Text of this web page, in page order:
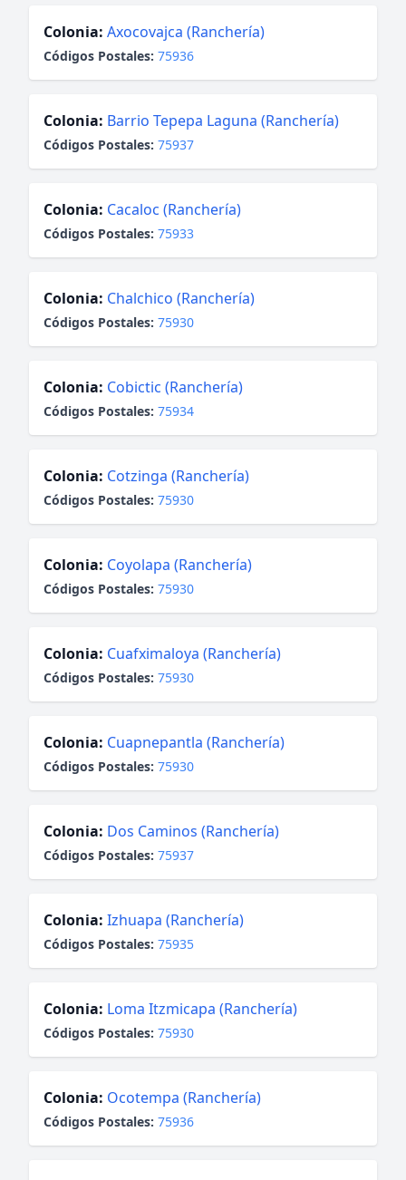
Colonia: Axocovajca (Ranchería)
Códigos Postales: 75936
Colonia: Barrio Tepepa Laguna (Ranchería)
Códigos Postales: 75937
Colonia: Cacaloc (Ranchería)
Códigos Postales: 75933
Colonia: Chalchico (Ranchería)
Códigos Postales: 75930
Colonia: Cobictic (Ranchería)
Códigos Postales: 75934
Colonia: Cotzinga (Ranchería)
Códigos Postales: 75930
Colonia: Coyolapa (Ranchería)
Códigos Postales: 75930
Colonia: Cuafximaloya (Ranchería)
Códigos Postales: 75930
Colonia: Cuapnepantla (Ranchería)
Códigos Postales: 75930
Colonia: Dos Caminos (Ranchería)
Códigos Postales: 75937
Colonia: Izhuapa (Ranchería)
Códigos Postales: 75935
Colonia: Loma Itzmicapa (Ranchería)
Códigos Postales: 75930
Colonia: Ocotempa (Ranchería)
Códigos Postales: 75936